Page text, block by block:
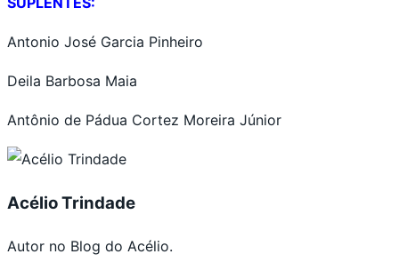
Antonio José Garcia Pinheiro
Deila Barbosa Maia
Antônio de Pádua Cortez Moreira Júnior
Acélio Trindade
Autor no Blog do Acélio.